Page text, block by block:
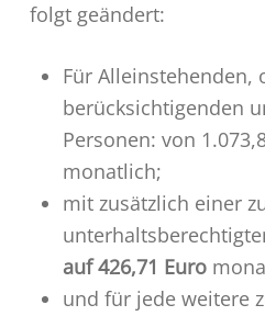
folgt geändert:
Für Alleinstehenden,
berücksichtigenden
Personen: von
monatlich;
mit zusätzlich einer
auf 426,71 Euro
und für jede weitere